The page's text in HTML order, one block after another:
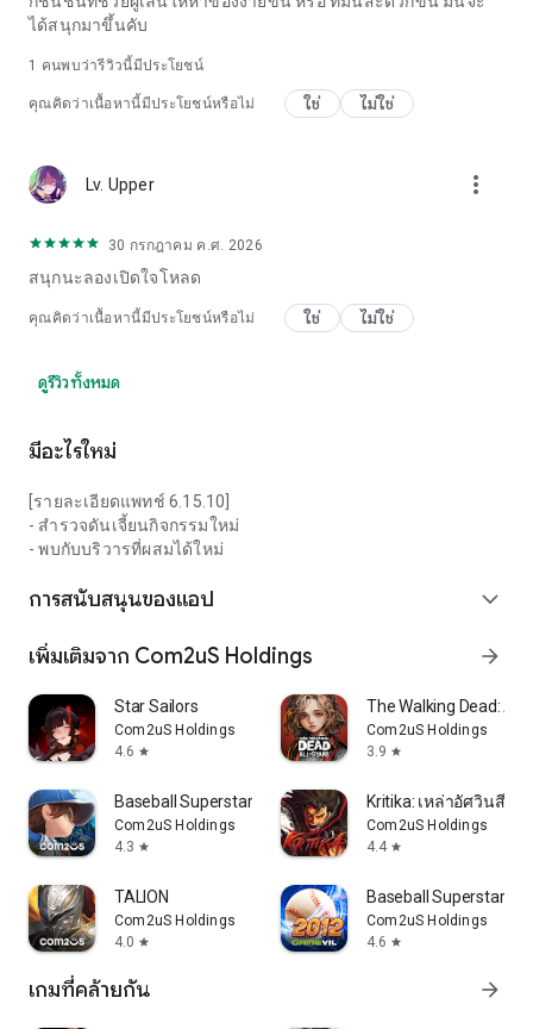
ได้สนุกมาขึ้นคับ
1 คนพบว่ารีวิวนี้มีประโยชน์
คุณคิดว่าเนื้อหานี้มีประโยชน์หรือไม่ ใช่ ไม่ใช่
Lv. Upper more_vert
30 กรกฎาคม ค.ศ. 2026
สนุกนะลองเปิดใจโหลด
คุณคิดว่าเนื้อหานี้มีประโยชน์หรือไม่ ใช่ ไม่ใช่
ดูรีวิวทั้งหมด
มีอะไรใหม่
[รายละเอียดแพทช์ 6.15.10]
- สำรวจดันเจี้ยนกิจกรรมใหม่
- พบกับบริวารที่ผสมได้ใหม่
การสนับสนุนของแอป expand_more
เพิ่มเติมจาก Com2uS Holdings arrow_forward
Star Sailors
Com2uS Holdings
4.6 star
The Walking Dead:
Com2uS Holdings
3.9 star
Baseball Superstars 2024
Com2uS Holdings
4.3 star
Kritika: เหล่าอัศวินสีขา
Com2uS Holdings
4.4 star
TALION
Com2uS Holdings
4.0 star
Baseball Superstars®
Com2uS Holdings
4.6 star
เกมที่คล้ายกัน arrow_forward